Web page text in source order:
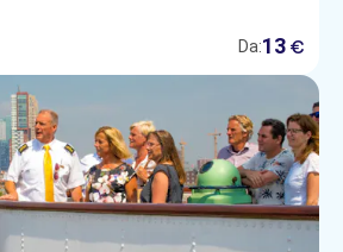
Da:13 €